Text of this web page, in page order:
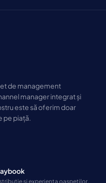
de management
manager integrat și
este să oferim doar
pe piață.
și experiența oaspeților,